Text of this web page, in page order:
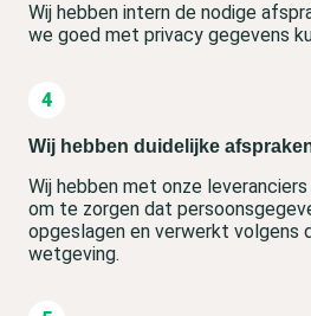
Wij hebben intern de nodige
we goed met privacy gegevens
Wij hebben duidelijke
Wij hebben met onze
om te zorgen dat
opgeslagen en verwerkt volgens
wetgeving.